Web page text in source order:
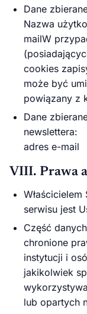
Dane
Nazwa
mailW
cookies
może być
powiązany z
Dane
newslettera:
adres e-mail
VIII. Prawa
serwisu jest
Część
chronione
instytucji i
jakikolwiek
lub opartych